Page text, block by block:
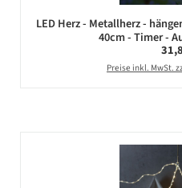
LED Herz - Metallherz -
40cm - Timer -
Preise inkl. MwSt.